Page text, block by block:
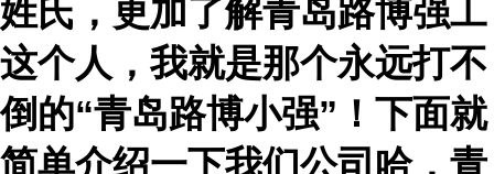
姓氏，更加了解青岛路博强工
这个人，我就是那个永远打不
倒的“青岛路博小强”！下面就
简单介绍一下我们公司哈，青